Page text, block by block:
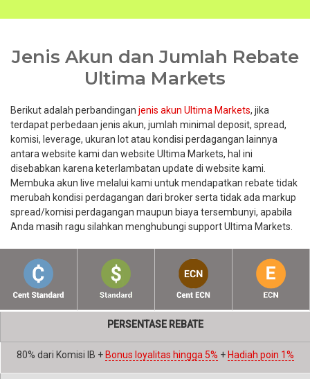
Jenis Akun dan Jumlah Rebate
Ultima Markets
Berikut adalah perbandingan jenis akun Ultima Markets, jika
terdapat perbedaan jenis akun, jumlah minimal deposit, spread,
komisi, leverage, ukuran lot atau kondisi perdagangan lainnya
antara website kami dan website Ultima Markets, hal ini
disebabkan karena keterlambatan update di website kami.
Membuka akun live melalui kami untuk mendapatkan rebate tidak
merubah kondisi perdagangan dari broker serta tidak ada markup
spread/komisi perdagangan maupun biaya tersembunyi, apabila
Anda masih ragu silahkan menghubungi support Ultima Markets.
PERSENTASE REBATE
80% dari Komisi IB + Bonus loyalitas hingga 5% + Hadiah poin 1%